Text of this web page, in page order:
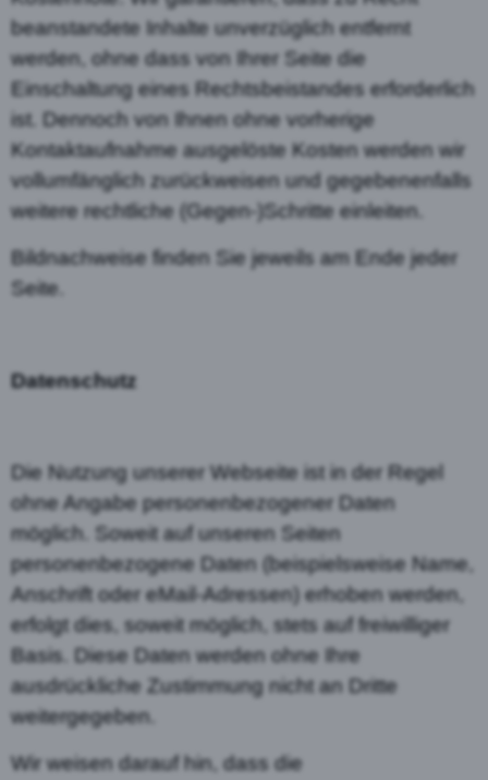
beanstandete Inhalte unverzüglich entfernt
werden, ohne dass von Ihrer Seite die
Einschaltung eines Rechtsbeistandes erforderlich
ist. Dennoch von Ihnen ohne vorherige
Kontaktaufnahme ausgelöste Kosten werden wir
vollumfänglich zurückweisen und gegebenenfalls
weitere rechtliche (Gegen-)Schritte einleiten.
Bildnachweise finden Sie jeweils am Ende jeder
Seite.
Datenschutz
Die Nutzung unserer Webseite ist in der Regel
ohne Angabe personenbezogener Daten
möglich. Soweit auf unseren Seiten
personenbezogene Daten (beispielsweise Name,
Anschrift oder eMail-Adressen) erhoben werden,
erfolgt dies, soweit möglich, stets auf freiwilliger
Basis. Diese Daten werden ohne Ihre
ausdrückliche Zustimmung nicht an Dritte
weitergegeben.
Wir weisen darauf hin, dass die